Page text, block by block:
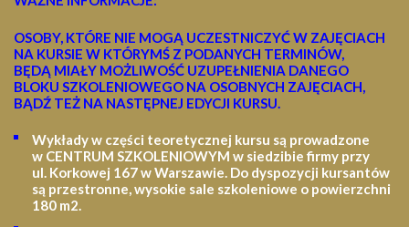
OSOBY, KTÓRE NIE MOGĄ UCZESTNICZYĆ W ZAJĘCIACH
NA KURSIE W KTÓRYMŚ Z PODANYCH TERMINÓW,
BĘDĄ MIAŁY MOŻLIWOŚĆ UZUPEŁNIENIA DANEGO
BLOKU SZKOLENIOWEGO NA OSOBNYCH ZAJĘCIACH,
BĄDŹ TEŻ NA NASTĘPNEJ EDYCJI KURSU.
Wykłady w części teoretycznej kursu są prowadzone
w CENTRUM SZKOLENIOWYM w siedzibie firmy przy
ul. Korkowej 167 w Warszawie. Do dyspozycji kursantów
są przestronne, wysokie sale szkoleniowe o powierzchni
180 m2.